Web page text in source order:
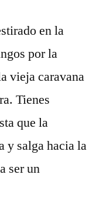
en la
por la
vieja caravana
Tienes
que la
y salga hacia la
ser un